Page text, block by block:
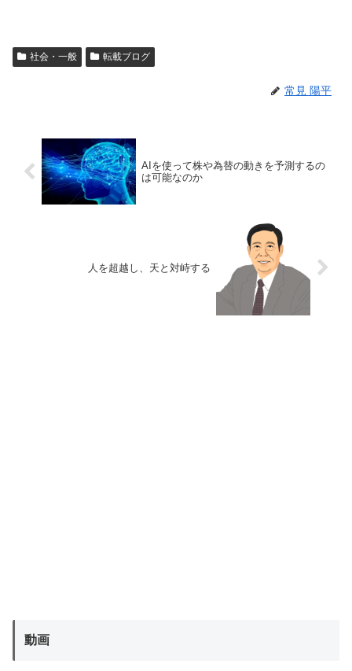
社会・一般 転載ブログ
常見 陽平
AIを使って株や為替の動きを予測するの
は可能なのか
人を超越し、天と対峙する
動画